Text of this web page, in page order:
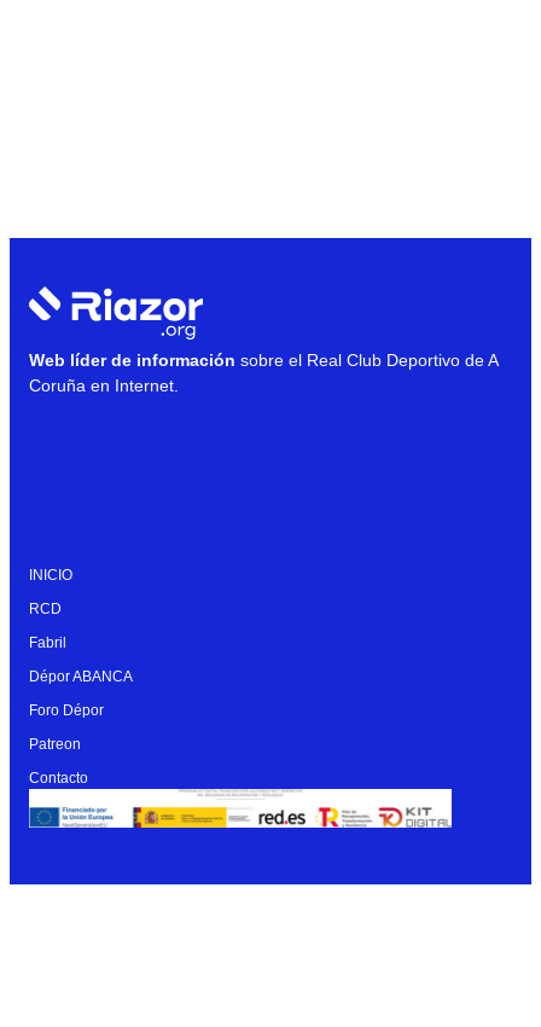
Web líder de información sobre el Real Club Deportivo de A
Coruña en Internet.
INICIO
RCD
Fabril
Dépor ABANCA
Foro Dépor
Patreon
Contacto